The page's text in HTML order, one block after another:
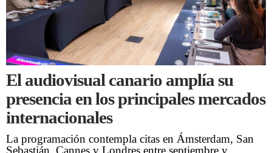
El audiovisual canario amplía su
presencia en los principales mercados
internacionales
La programación contempla citas en Ámsterdam, San
Sebastián, Cannes y Londres entre septiembre y